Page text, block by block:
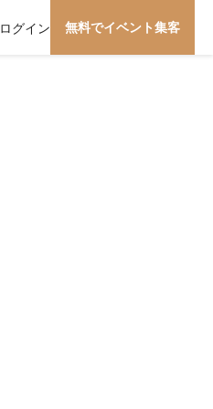
ログイン 無料でイベント集客